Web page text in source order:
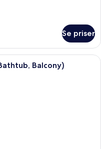
Se priser
av topp kvalitet,
Balcony)